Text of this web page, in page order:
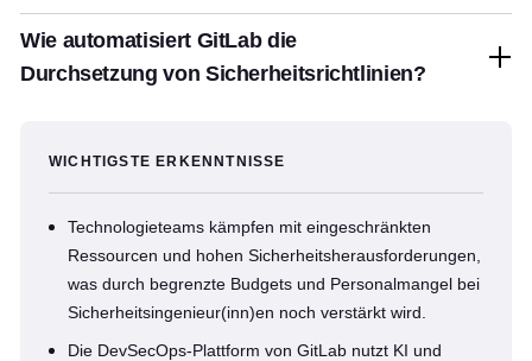
Wie automatisiert GitLab die
Durchsetzung von Sicherheitsrichtlinien?
WICHTIGSTE ERKENNTNISSE
Technologieteams kämpfen mit eingeschränkten
Ressourcen und hohen Sicherheitsherausforderungen,
was durch begrenzte Budgets und Personalmangel bei
Sicherheitsingenieur(inn)en noch verstärkt wird.
Die DevSecOps-Plattform von GitLab nutzt KI und